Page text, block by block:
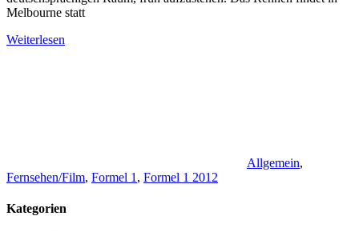
Melbourne statt
Weiterlesen
Allgemein,
Fernsehen/Film, Formel 1 , Formel 1 2012
Kategorien